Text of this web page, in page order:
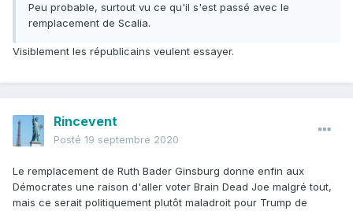
Peu probable, surtout vu ce qu'il s'est passé avec le
remplacement de Scalia.
Visiblement les républicains veulent essayer.
Rincevent
Posté 19 septembre 2020
Le remplacement de Ruth Bader Ginsburg donne enfin aux
Démocrates une raison d'aller voter Brain Dead Joe malgré tout,
mais ce serait politiquement plutôt maladroit pour Trump de